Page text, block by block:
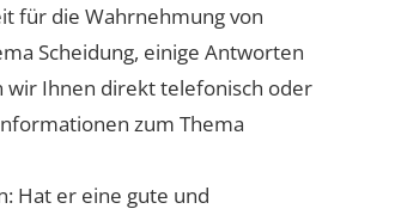
für die Wahrnehmung von
Scheidung, einige Antworten
wir Ihnen direkt telefonisch oder
zum Thema
Hat er eine gute und